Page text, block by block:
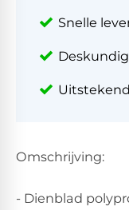
Snelle
Omschrijving:
- Dienblad